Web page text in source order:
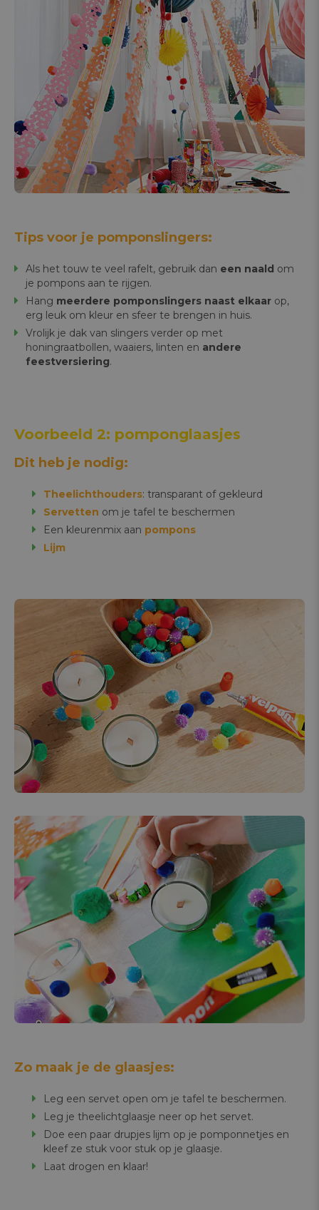
Tips voor je pomponslingers:
Als het touw te veel rafelt, gebruik dan een naald om
je pompons aan te rijgen.
Hang meerdere pomponslingers naast elkaar op,
erg leuk om kleur en sfeer te brengen in huis.
Vrolijk je dak van slingers verder op met
honingraatbollen, waaiers, linten en andere
feestversiering.
Voorbeeld 2: pomponglaasjes
Dit heb je nodig:
Theelichthouders: transparant of gekleurd
Servetten om je tafel te beschermen
Een kleurenmix aan pompons
Lijm
Zo maak je de glaasjes:
Leg een servet open om je tafel te beschermen.
Leg je theelichtglaasje neer op het servet.
Doe een paar drupjes lijm op je pomponnetjes en
kleef ze stuk voor stuk op je glaasje.
Laat drogen en klaar!